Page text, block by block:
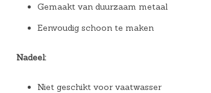
Gemaakt van duurzaam metaal
Eenvoudig schoon te maken
Nadeel:
Niet geschikt voor vaatwasser